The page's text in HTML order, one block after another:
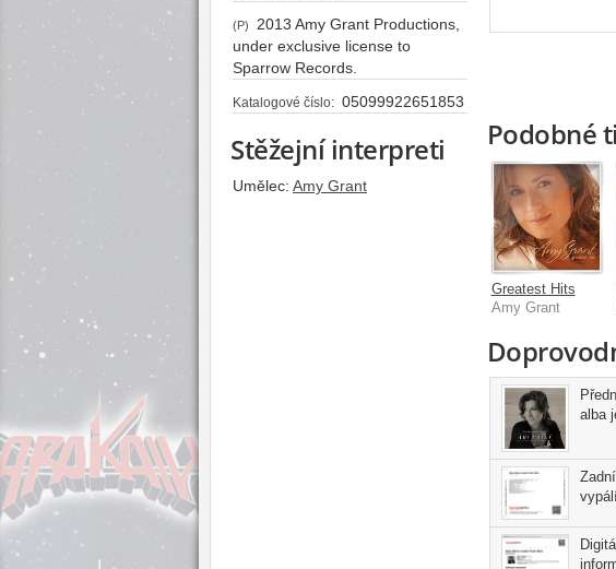
(P)
2013 Amy Grant Productions,
under exclusive license to
Sparrow Records.
Katalogové číslo: 05099922651853
Stěžejní interpreti
Umělec: Amy Grant
Podobné
Greatest Hits
Amy Grant
alba